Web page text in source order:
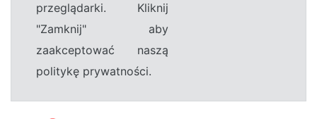
przeglądarki. Kliknij
"Zamknij" aby
zaakceptować naszą
politykę prywatności.